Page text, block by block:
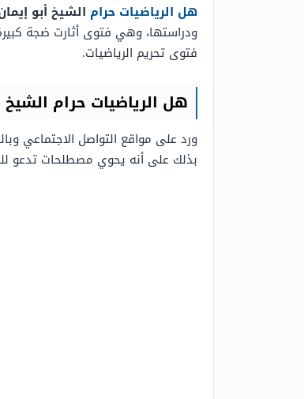
هل الرياضيات حرام الشيخ أبو
ودراستها، وهي فتوى أثارت ضجة كبيرة
فتوى تحريم الرياضيات.
هل الرياضيات حرام الشيخ
ورد على مواقع التواصل الاجتماعي
بذلك على أنه يحوي مصطلحات تدعو